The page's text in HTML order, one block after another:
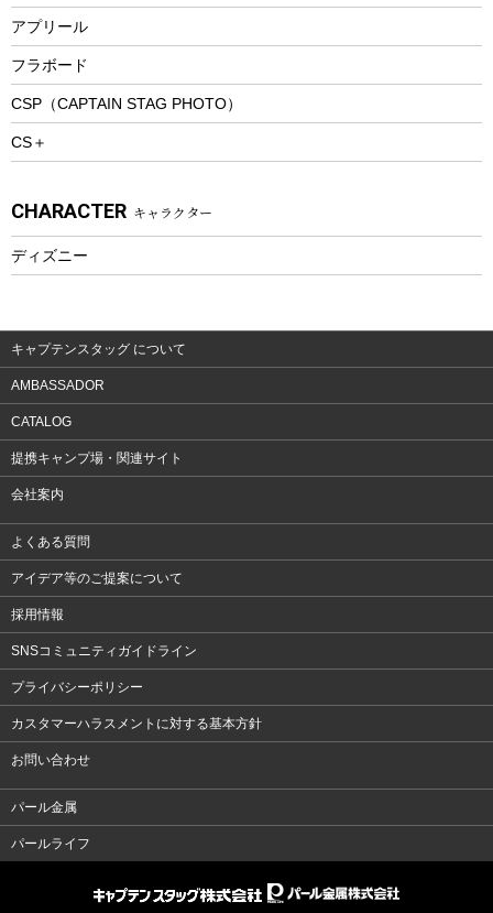
トレッキング
トレッキングアクセサリー
プレイグッズ
ウェルネス
ウェア、タオル
ウェア
アプリール
フラボード
CSP（CAPTAIN STAG PHOTO）
CS＋
CHARACTER キャラクター
ディズニー
キャプテンスタッグ について
AMBASSADOR
CATALOG
提携キャンプ場・関連サイト
会社案内
よくある質問
アイデア等のご提案について
採用情報
SNSコミュニティガイドライン
プライバシーポリシー
カスタマーハラスメントに対する基本方針
お問い合わせ
パール金属
パールライフ